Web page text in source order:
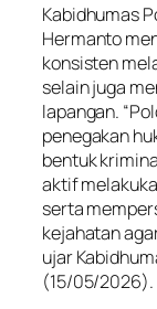
Kabidhumas
Hermanto
konsisten
selain juga
lapangan.
penegakan
bentuk
aktif
serta
kejahatan
ujar
(15/05/2026).